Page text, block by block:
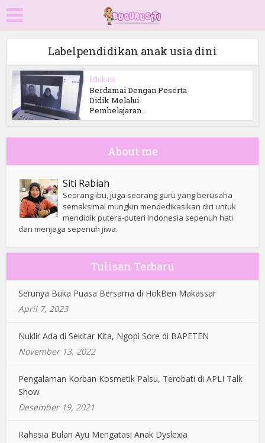
Labelpendidikan anak usia dini
Edukasi
Berdamai Dengan Peserta
Didik Melalui
Pembelajaran...
About me
Siti Rabiah
Seorang ibu, juga seorang guru yang berusaha
semaksimal mungkin mendedikasikan diri untuk
mendidik putera-puteri Indonesia sepenuh hati
dan menjaga sepenuh jiwa.
Tulisan Terbaru
Serunya Buka Puasa Bersama di HokBen Makassar
April 7, 2023
Nuklir Ada di Sekitar Kita, Ngopi Sore di BAPETEN
November 13, 2022
Pengalaman Korban Kosmetik Palsu, Terobati di APLI Talk
Show
Desember 19, 2021
Rahasia Bulan Ayu Mengatasi Anak Dyslexia